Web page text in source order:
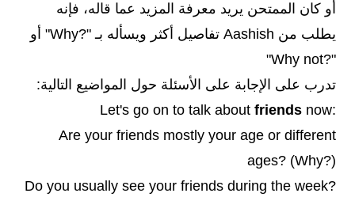
أو كان الممتحن يريد معرفة المزيد عما قاله، فإنه
يطلب من Aashish تفاصيل أكثر ويسأله بـ "?Why" أو
"?Why not"
تدرب على الإجابة على الأسئلة حول المواضيع التالية:
:Let's go on to talk about
friends now
Are your friends mostly your age or different
ages? (Why?)
?Do you usually see your friends during the week